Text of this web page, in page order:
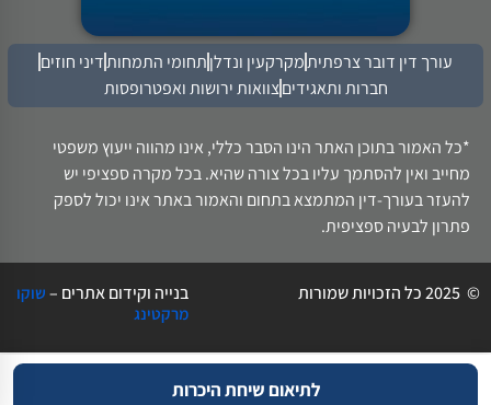
עורך דין דובר צרפתיתמקרקעין ונדלןתחומי התמחותדיני חוזים
חברות ותאגידיםצוואות ירושות ואפטרופסות
*כל האמור בתוכן האתר הינו הסבר כללי, אינו מהווה ייעוץ משפטי
מחייב ואין להסתמך עליו בכל צורה שהיא. בכל מקרה ספציפי יש
להעזר בעורך-דין המתמצא בתחום והאמור באתר אינו יכול לספק
פתרון לבעיה ספציפית.
© 2025 כל הזכויות שמורות בנייה וקידום אתרים – שוקו
מרקטינג
לתיאום שיחת היכרות